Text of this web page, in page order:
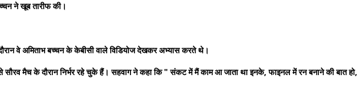
ने खूब तारीफ की।
वे अमिताभ बच्चन के केबीसी वाले विडियोज देखकर अभ्यास करते थे।
सौरव मैच के दौरान निर्भर रहे चुके हैं। सहवाग ने कहा कि " संकट में मैं काम आ जाता था इनके, फाइनल में रन बनाने की बात हो,